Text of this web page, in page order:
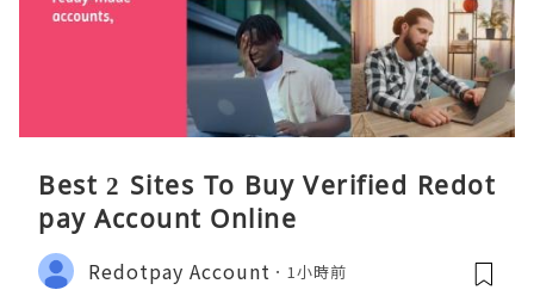
Best 2 Sites To Buy Verified Redot
pay Account Online
Redotpay Account 1小時前